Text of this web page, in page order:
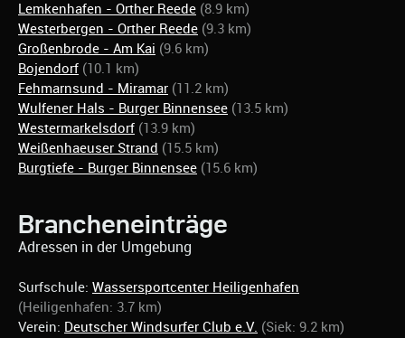
Lemkenhafen - Orther Reede (8.9 km)
Westerbergen - Orther Reede (9.3 km)
Großenbrode - Am Kai (9.6 km)
Bojendorf (10.1 km)
Fehmarnsund - Miramar (11.2 km)
Wulfener Hals - Burger Binnensee (13.5 km)
Westermarkelsdorf (13.9 km)
Weißenhaeuser Strand (15.5 km)
Burgtiefe - Burger Binnensee (15.6 km)
Brancheneinträge
Adressen in der Umgebung
Surfschule: Wassersportcenter Heiligenhafen
(Heiligenhafen: 3.7 km)
Verein: Deutscher Windsurfer Club e.V. (Siek: 9.2 km)